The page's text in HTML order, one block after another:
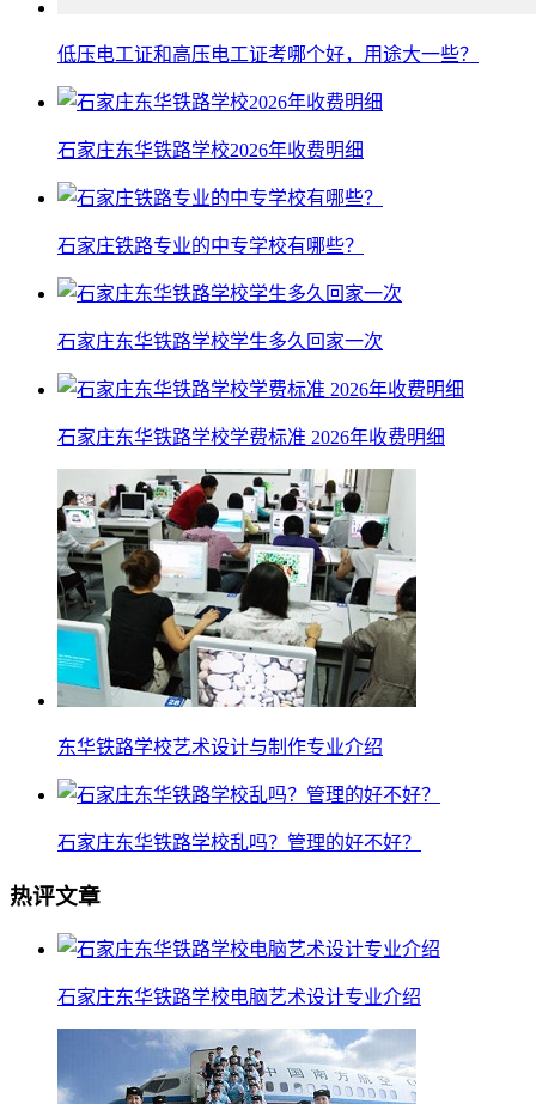
低压电工证和高压电工证考哪个好，用途大一些？
石家庄东华铁路学校2026年收费明细
石家庄铁路专业的中专学校有哪些？
石家庄东华铁路学校学生多久回家一次
石家庄东华铁路学校学费标准 2026年收费明细
东华铁路学校艺术设计与制作专业介绍
石家庄东华铁路学校乱吗？管理的好不好？
热评文章
石家庄东华铁路学校电脑艺术设计专业介绍